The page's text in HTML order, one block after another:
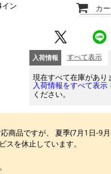
ン カ
入荷情報 すべて表示
現在すべて在庫があり
入荷情報をすべて表示
ください。
商品ですが、 夏季(7月1日-9月
を休止しています。